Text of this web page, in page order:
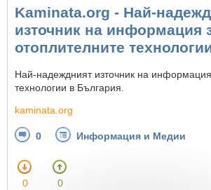
Kaminata.org - Най-
източник на информация
отоплителните
Най-надеждният източник на
технологии в България.
kaminata.org
0 Информация и Медии
0 0